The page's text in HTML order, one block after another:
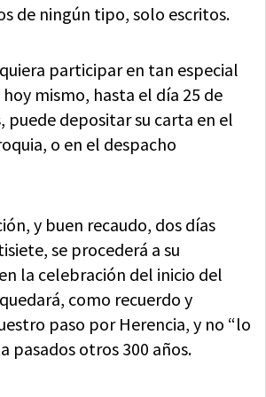
de ningún tipo, solo escritos.
participar en tan especial
mismo, hasta el día 25 de
puede depositar su carta en el
o en el despacho
y buen recaudo, dos días
se procederá a su
la celebración del inicio del
como recuerdo y
paso por Herencia, y no “lo
pasados otros 300 años.